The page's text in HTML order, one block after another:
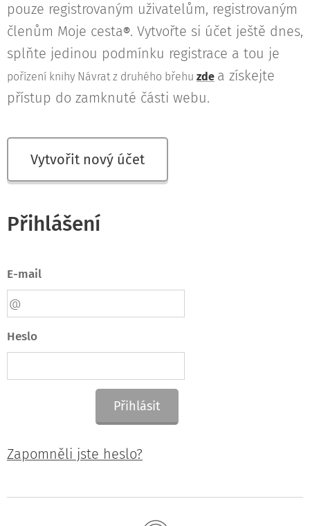
pouze registrovaným uživatelům, registrovaným
členům Moje cesta®. Vytvořte si účet ještě dnes,
splňte jedinou podmínku registrace a tou je
pořízení knihy Návrat z druhého břehu zde a získejte
přístup do zamknuté části webu.
Vytvořit nový účet
Přihlášení
E-mail
Heslo
Přihlásit
Zapomněli jste heslo?